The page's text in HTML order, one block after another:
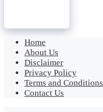
Home
About Us
Disclaimer
Privacy Policy
Terms and Conditions
Contact Us